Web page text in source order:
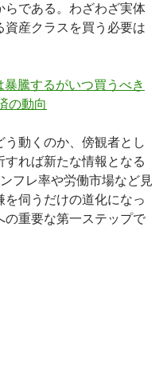
である。わざわざ実体
産クラスを買う必要は
騰するがいつ買うべき
の動向
動くのか、傍観者とし
れば新たな情報となる
フレ率や労働市場など見
伺うだけの道化になっ
の重要な第一ステップで